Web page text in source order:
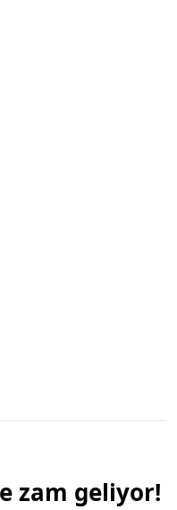
zam geliyor!